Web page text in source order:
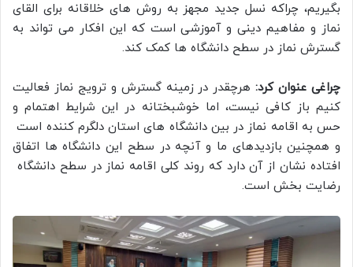
بگیریم، چراکه نسل جدید مجهز به روش‌ های خلاقانه‌ برای القای
نماز و مفاهیم دینی و آموزشی است که این افکار می ‌تواند به
گسترش نماز در سطح دانشگاه‌ ها کمک کند.
چراغی عنوان کرد:هرچقدر در زمینه گسترش و ترویج نماز فعالیت
کنیم باز کافی نیست، اما خوشبختانه در این شرایط اهتمام و
حس به اقامه نماز در بین دانشگاه‌ های استان دلگرم‌ کننده است
و همچنین بازدیدهای ما و آنچه در سطح این دانشگاه‌ ها اتفاق
افتاده نشان از آن دارد که روند کلی اقامه نماز در سطح دانشگاه
رضایت ‌بخش است.